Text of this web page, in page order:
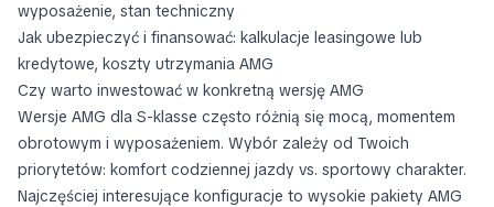
wyposażenie, stan techniczny
Jak ubezpieczyć i finansować: kalkulacje leasingowe lub
kredytowe, koszty utrzymania AMG
Czy warto inwestować w konkretną wersję AMG
Wersje AMG dla S-klasse często różnią się mocą, momentem
obrotowym i wyposażeniem. Wybór zależy od Twoich
priorytetów: komfort codziennej jazdy vs. sportowy charakter.
Najczęściej interesujące konfiguracje to wysokie pakiety AMG